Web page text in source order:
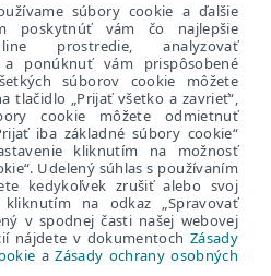
Napíšte nám:
zóna
súbory cookie a ďalšie
poskytnúť vám čo najlepšie
prostredie, analyzovať
ponúknuť vám prispôsobené
súborov cookie môžete
tlačidlo „Prijať všetko a zavrieť“,
cookie môžete odmietnuť
iba základné súbory cookie“
kliknutím na možnosť
Udelený súhlas s používaním
kedykoľvek zrušiť alebo svoj
na odkaz „Spravovať
v spodnej časti našej webovej
nájdete v dokumentoch Zásady
aZásady ochrany osobných